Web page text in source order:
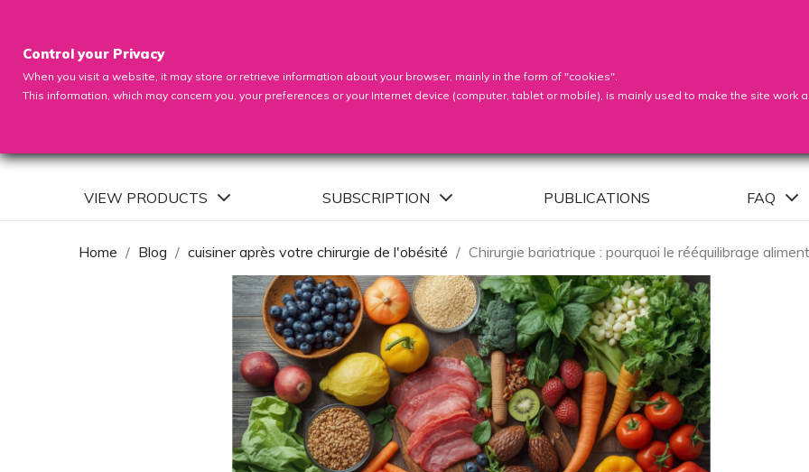
VIEW PRODUCTS SUBSCRIPTION PUBLICATIONS FAQ
Home Blog cuisiner après votre chirurgie de l'obésité Chirurgie bariatrique : pourquoi le rééquilibrage
Control your Privacy
When you visit a website, it may store or retrieve information about your browser, mainly in the form of "cookies".
This information, which may concern you, your preferences or your Internet device (computer, tablet or mobile), is mainly used to make the site work